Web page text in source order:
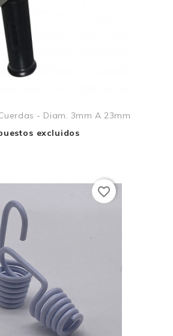
- Diam. 3mm A 23mm
excluidos
favorite_border